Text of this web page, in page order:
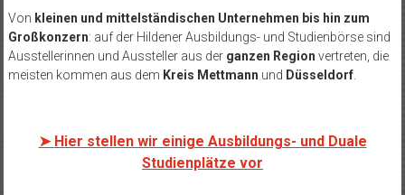
Von kleinen und mittelständischen Unternehmen bis hin zum
Großkonzern: auf der Hildener Ausbildungs- und Studienbörse sind
Ausstellerinnen und Aussteller aus der ganzen Region vertreten, die
meisten kommen aus dem Kreis Mettmann und Düsseldorf.
➤ Hier stellen wir einige Ausbildungs- und Duale
Studienplätze vor